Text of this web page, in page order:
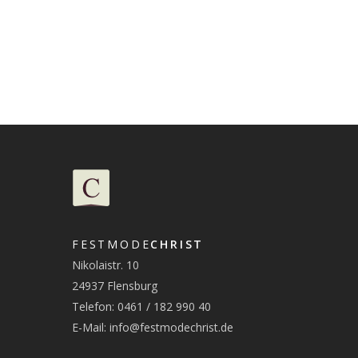
FESTMODECHRIST
Nikolaistr. 10
24937 Flensburg
Telefon: 0461 / 182 990 40
E-Mail: info@festmodechrist.de